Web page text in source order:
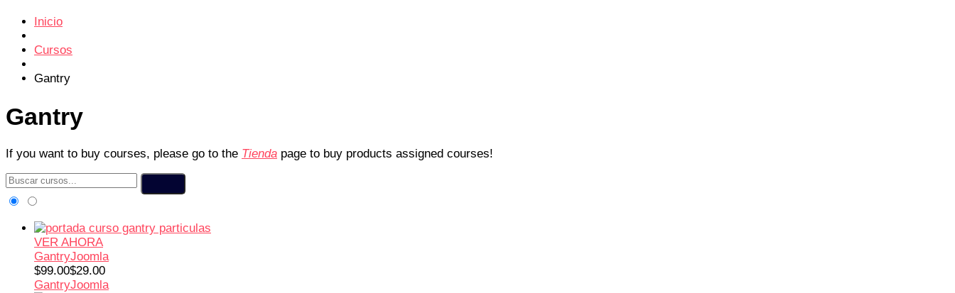
Inicio
Cursos
Gantry
Gantry
If you want to buy courses, please go to the Tienda page to buy products assigned courses!
VER AHORA
GantryJoomla
$99.00$29.00
GantryJoomla